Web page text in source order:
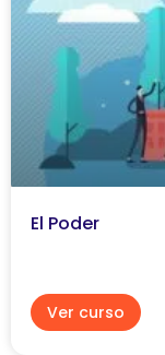
El Poder
Ver curso